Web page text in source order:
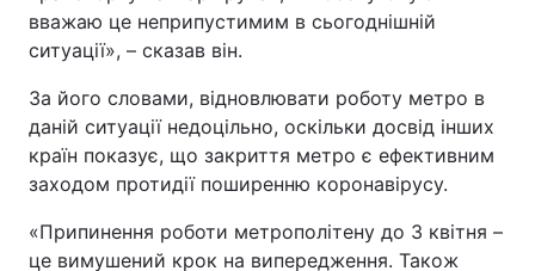
вважаю це неприпустимим в сьогоднішній
ситуації», – сказав він.
За його словами, відновлювати роботу метро в
даній ситуації недоцільно, оскільки досвід інших
країн показує, що закриття метро є ефективним
заходом протидії поширенню коронавірусу.
«Припинення роботи метрополітену до 3 квітня –
це вимушений крок на випередження. Також